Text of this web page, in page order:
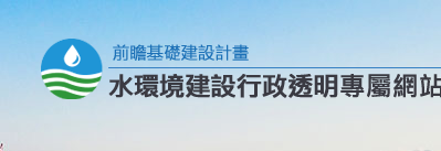
跳到主要內容區塊